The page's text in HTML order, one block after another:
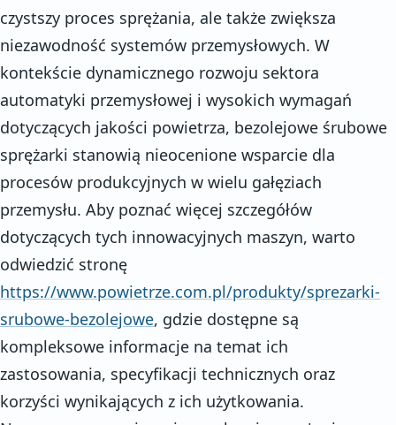
czystszy proces sprężania, ale także zwiększa
niezawodność systemów przemysłowych. W
kontekście dynamicznego rozwoju sektora
automatyki przemysłowej i wysokich wymagań
dotyczących jakości powietrza, bezolejowe śrubowe
sprężarki stanowią nieocenione wsparcie dla
procesów produkcyjnych w wielu gałęziach
przemysłu. Aby poznać więcej szczegółów
dotyczących tych innowacyjnych maszyn, warto
odwiedzić stronę
https://www.powietrze.com.pl/produkty/sprezarki-
srubowe-bezolejowe, gdzie dostępne są
kompleksowe informacje na temat ich
zastosowania, specyfikacji technicznych oraz
korzyści wynikających z ich użytkowania.